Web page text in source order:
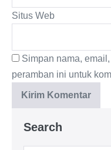
Situs Web
Simpan nama,
peramban ini untuk
Search